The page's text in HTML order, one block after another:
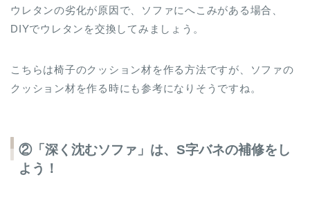
ウレタンの劣化が原因で、ソファにへこみがある場合、
DIYでウレタンを交換してみましょう。
こちらは椅子のクッション材を作る方法ですが、ソファの
クッション材を作る時にも参考になりそうですね。
②「深く沈むソファ」は、S字バネの補修をし
よう！